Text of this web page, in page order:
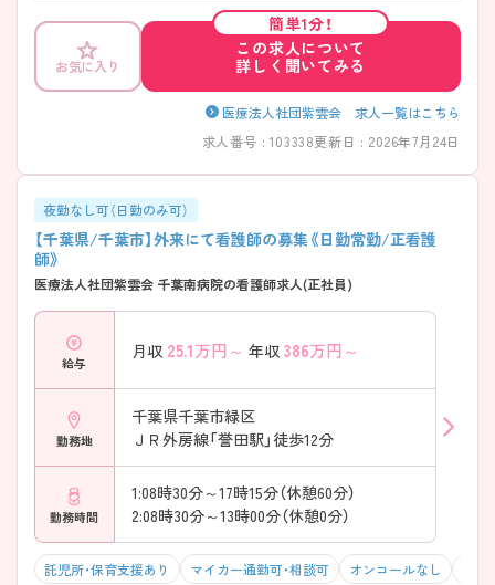
はほとんどなく、日勤のみの働き方も相談可能。さらに24時間託児所を
完備し、子育て中の方も安心して勤務が可能です。落ち着いた環境で長
く働きたい方には特におすすめの病院です。
――――――――――――――― ■ 「無理なく働ける」安心の勤務環境
――――――――――――――― ワークライフバランスを大切にした
て働ける環境になっています ――――――――――――――― ■ 子育
て世代も安心のサポート体制 ――――――――――――――― 家庭と
勤務時間の相談も柔軟に対応 ・子育て経験のある看護師が多数在籍 →
お互いに理解し合える安心感があります
――――――――――――――― ■ リハビリ看護をしっかり学べる
――――――――――――――― 幅広い疾患に関わりながらスキルア
ップできる環境です。 ・回復期～療養まで一貫して対応 ・PT・OT・STな
ど多職種との連携が充実 ・チームナーシングでフォロー体制も万全 →
――――――――――――――― ■ 落ち着いた雰囲気で長く働ける♪
――――――――――――――― 忙しすぎない環境だからこその魅力
があります。 ・高齢患者中心でじっくりケアが可能 ・バタつきにくく穏
やかな職場 ・中途入職者へのフォロー体制あり → 腰を据えて働きたい
方にピッタリです
お気に入り
簡単1分！
この求人について
詳しく聞いてみる
医療法人社団紫雲会 求人一覧はこちら
求人番号 : 103338更新日 : 2026年7月24日
夜勤なし可（日勤のみ可）
【千葉県/千葉市】外来にて看護師の募集《日勤常勤/正看護
師》
医療法人社団紫雲会 千葉南病院の看護師求人(正社員)
給与
月収 25.1万円～ 年収 386万円～
勤務地
千葉県千葉市緑区
ＪＲ外房線「誉田駅」徒歩12分
勤務時間
1:08時30分～17時15分（休憩60分）
2:08時30分～13時00分（休憩0分）
託児所・保育支援あり マイカー通勤可・相談可 オンコールなし